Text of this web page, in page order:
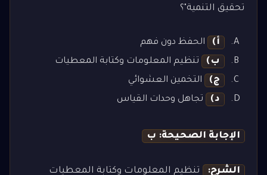
تحقيق التنمية"؟
أ)
الحفظ دون فهم
ب)
تنظيم المعلومات وكتابة المعطيات
ج)
التخمين العشوائي
د)
تجاهل وحدات القياس
الإجابة الصحيحة: ب
الشرح: تنظيم المعلومات وكتابة المعطيات